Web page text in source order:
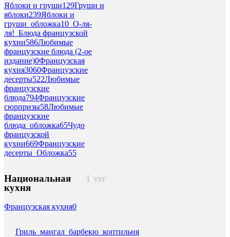
Яблоки и груши129Груши и
яблоки239Яблоки и
груши_обложка10 _О-ля-
ля!_Блюда французской
кухни586Любимые
французские блюда (2-ое
издание)0Французская
кухня3060Французские
десерты522Любимые
французские
блюда794Французские
сюрпризы58Любимые
французские
блюда_обложка65Чудо
французской
кухни669Французские
десерты_Обложка55
1 тег
Национальная
кухня
Французская кухня0
Гриль_мангал_барбекю_коптильня